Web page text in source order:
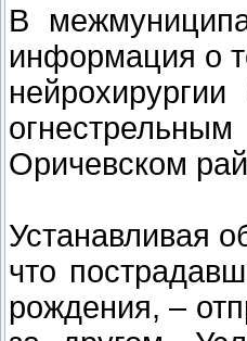
В
информация о
Оричевском
Устанавливая
что
рождения, –